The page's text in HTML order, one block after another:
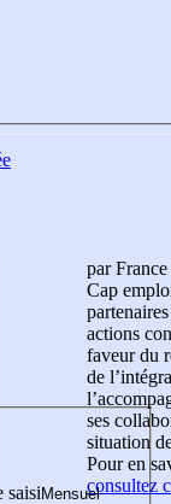
saisi
par
Cap
actions
faveur du
de
ses
situation
Pour en
consultez